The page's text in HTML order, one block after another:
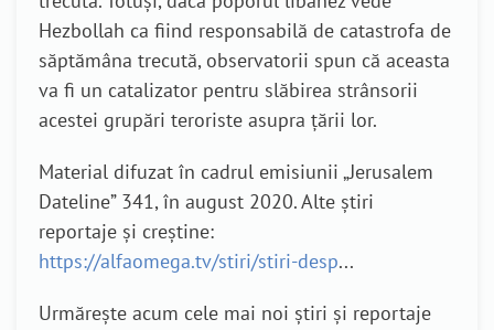
Hezbollah ca fiind responsabilă de catastrofa de
săptămâna trecută, observatorii spun că aceasta
va fi un catalizator pentru slăbirea strânsorii
acestei grupări teroriste asupra țării lor.
Material difuzat în cadrul emisiunii „Jerusalem
Dateline” 341, în august 2020. Alte știri
reportaje și creștine:
https://alfaomega.tv/stiri/stiri-desp...
Urmărește acum cele mai noi știri și reportaje